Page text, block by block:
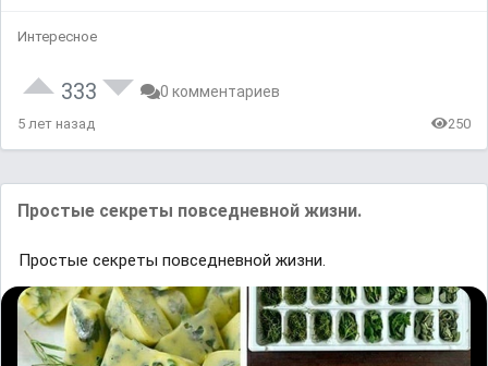
Интересное
333 0 комментариев
5 лет назад 250
Простые секреты повседневной жизни.
Простые секреты повседневной жизни.